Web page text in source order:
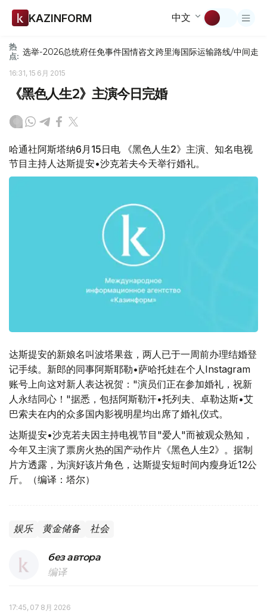
KAZINFORM 中文
热
点: 选举-2026总统府任免事件国情咨文跨里海国际运输路线/中间走廊
16:31, 15 6月 2015
《黑色人生2》主演今日完婚
哈通社阿斯塔纳6月15日电 《黑色人生2》主演、知名电视
节目主持人达斯提安•沙克若夫今天举行婚礼。
达斯提安的新娘名叫波塔果兹，两人已于一周前办理结婚登
记手续。新郎的同事阿斯耶勒•萨哈托娃在个人Instagram
账号上向这对新人表达祝贺："演员们正在参加婚礼，祝新
人永结同心！"据悉，包括阿斯勒汗•托列夫、卓勒达斯•艾
巴索夫在内的众多国内影视明星均出席了婚礼仪式。
达斯提安•沙克若夫因主持电视节目"爱人"而被观众熟知，
今年又主演了票房火热的国产动作片《黑色人生2》。据制
片方透露，为演好该片角色，达斯提安短时间内瘦身近12公
斤。（编译：塔尔）
娱乐 黄金储备 社会
без автора
编译
17:45, 07 8月 2026